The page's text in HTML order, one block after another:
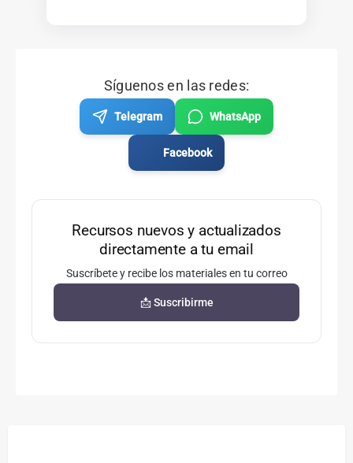
Síguenos en las redes:
Telegram WhatsApp
Facebook
Recursos nuevos y actualizados
directamente a tu email
Suscríbete y recibe los materiales en tu correo
📩 Suscribirme